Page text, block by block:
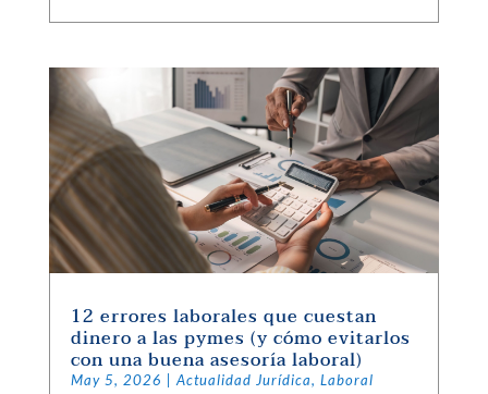
12 errores laborales que cuestan
dinero a las pymes (y cómo evitarlos
con una buena asesoría laboral)
May 5, 2026 Actualidad Jurídica, Laboral